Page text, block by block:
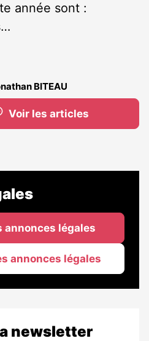
année sont :
BITEAU
Voir les articles
annonces légales
annonces légales
newsletter